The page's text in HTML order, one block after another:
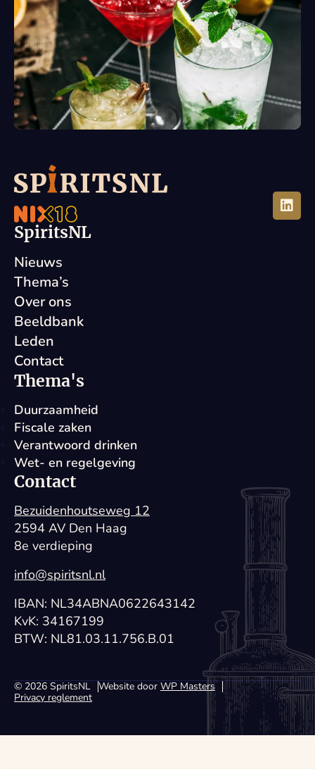
SpiritsNL
Nieuws
Thema’s
Over ons
Beeldbank
Leden
Contact
Thema's
Duurzaamheid
Fiscale zaken
Verantwoord drinken
Wet- en regelgeving
Contact
Bezuidenhoutseweg 12
2594 AV Den Haag
8e verdieping
info@spiritsnl.nl
IBAN: NL34ABNA0622643142
KvK: 34167199
BTW: NL81.03.11.756.B.01
© 2026 SpiritsNL Website door WP Masters
Privacy reglement